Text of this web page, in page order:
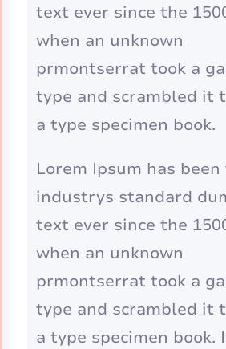
a
r
text ever since the
when an unknown
prmontserrat took a
type and scrambled it
a type specimen book.
Lorem Ipsum has been
industrys standard
text ever since the
when an unknown
prmontserrat took a
type and scrambled it
a type specimen book.